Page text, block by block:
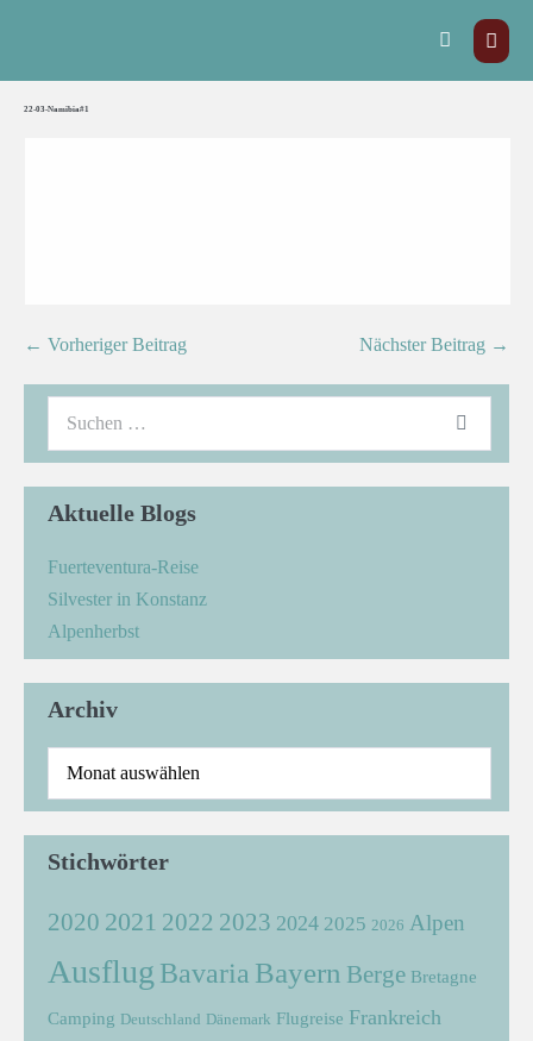
22-03-Namibia#1
← Vorheriger Beitrag Nächster Beitrag →
Aktuelle Blogs
Fuerteventura-Reise
Silvester in Konstanz
Alpenherbst
Archiv
Stichwörter
2020 2021 2022 2023 2024 2025 2026 Alpen
Ausflug Bavaria Bayern Berge Bretagne
Camping Deutschland Dänemark Flugreise Frankreich